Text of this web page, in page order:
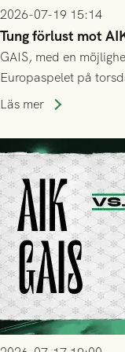
2026-07-19 15:14
Tung förlust mot
GAIS, med en
Europaspelet på
Stockholm . Men
lyckades få in 2-0.
Läs mer